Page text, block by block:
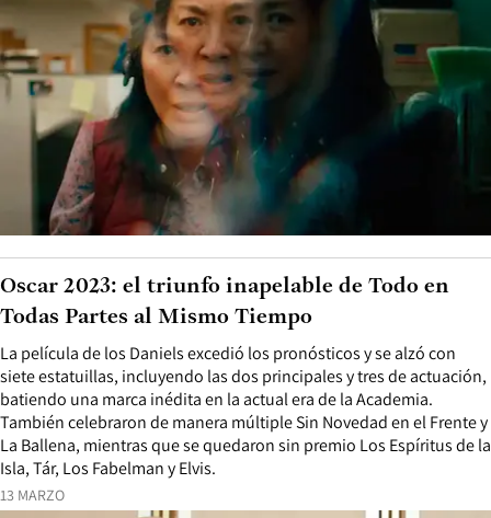
13 MARZO
La película de los Daniels excedió los pronósticos y se alzó con
siete estatuillas, incluyendo las dos principales y tres de actuación,
batiendo una marca inédita en la actual era de la Academia.
También celebraron de manera múltiple Sin Novedad en el Frente y
La Ballena, mientras que se quedaron sin premio Los Espíritus de la
Isla, Tár, Los Fabelman y Elvis.
Oscar 2023: el triunfo inapelable de Todo en
Todas Partes al Mismo Tiempo